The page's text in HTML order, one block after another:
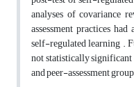
analyses of covariance
assessment practices
self-regulated learning .
not statistically significant
and peer-assessment